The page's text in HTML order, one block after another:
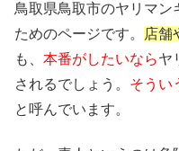
鳥取県鳥取市のヤリマン
ためのページです。
店舗
も、 本番がしたいならヤ
されるでしょう。 そうい
と呼んでいます。